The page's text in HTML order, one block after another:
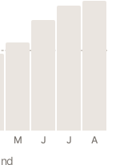
M J J A